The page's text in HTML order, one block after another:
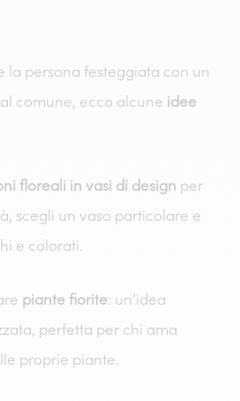
la persona festeggiata con un
comune, ecco alcune idee
floreali in vasi di design per
scegli un vaso particolare e
e colorati.
piante fiorite: un’idea
perfetta per chi ama
proprie piante.